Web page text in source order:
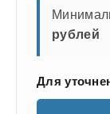
рублей
Для